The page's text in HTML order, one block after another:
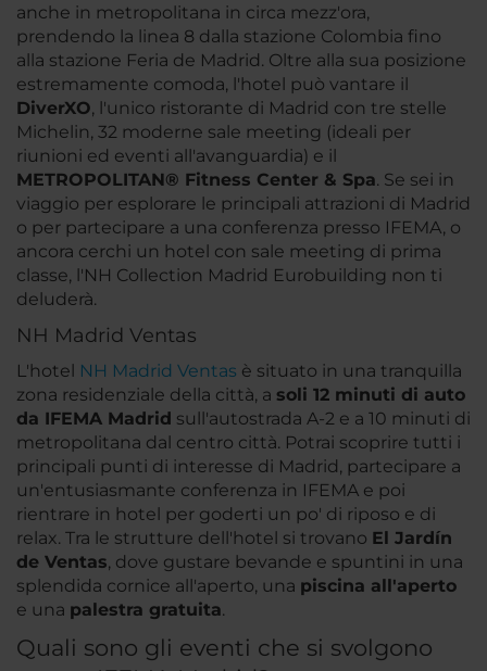
anche in metropolitana in circa mezz'ora,
prendendo la linea 8 dalla stazione Colombia fino
alla stazione Feria de Madrid. Oltre alla sua posizione
estremamente comoda, l'hotel può vantare il
DiverXO, l'unico ristorante di Madrid con tre stelle
Michelin, 32 moderne sale meeting (ideali per
riunioni ed eventi all'avanguardia) e il
METROPOLITAN® Fitness Center & Spa. Se sei in
viaggio per esplorare le principali attrazioni di Madrid
o per partecipare a una conferenza presso IFEMA, o
ancora cerchi un hotel con sale meeting di prima
classe, l'NH Collection Madrid Eurobuilding non ti
deluderà.
NH Madrid Ventas
L'hotel NH Madrid Ventas è situato in una tranquilla
zona residenziale della città, a soli 12 minuti di auto
da IFEMA Madrid sull'autostrada A-2 e a 10 minuti di
metropolitana dal centro città. Potrai scoprire tutti i
principali punti di interesse di Madrid, partecipare a
un'entusiasmante conferenza in IFEMA e poi
rientrare in hotel per goderti un po' di riposo e di
relax. Tra le strutture dell'hotel si trovano El Jardín
de Ventas, dove gustare bevande e spuntini in una
splendida cornice all'aperto, una piscina all'aperto
e una palestra gratuita.
Quali sono gli eventi che si svolgono